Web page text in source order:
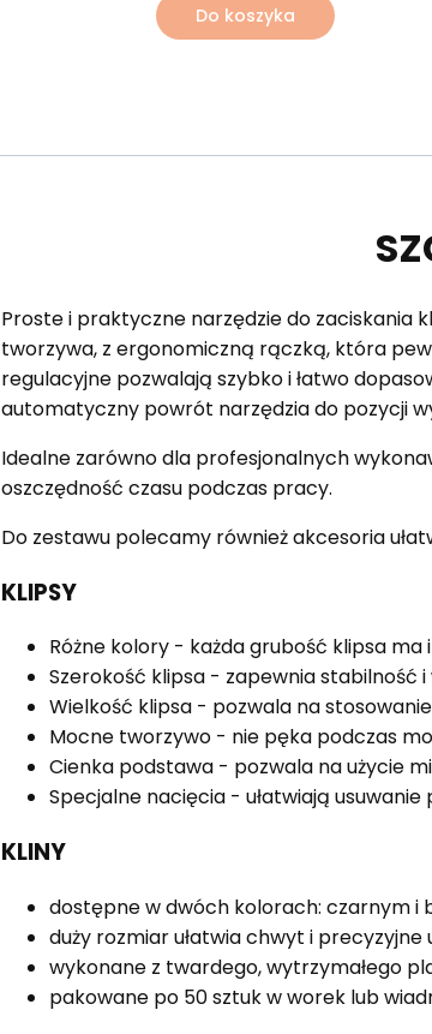
Do koszyka
Proste i praktyczne narzędzie do zaciskania
tworzywa, z ergonomiczną rączką, która
regulacyjne pozwalają szybko i łatwo
automatyczny powrót narzędzia do pozycji
Idealne zarówno dla profesjonalnych
oszczędność czasu podczas pracy.
Do zestawu polecamy również akcesoria
KLIPSY
Różne kolory - każda grubość klipsa ma
Szerokość klipsa - zapewnia stabilność
Wielkość klipsa - pozwala na
Mocne tworzywo - nie pęka podczas
Cienka podstawa - pozwala na użycie
Specjalne nacięcia - ułatwiają
KLINY
dostępne w dwóch kolorach: czarnym i
duży rozmiar ułatwia chwyt i precyzyjne
wykonane z twardego, wytrzymałego
pakowane po 50 sztuk w worek lub